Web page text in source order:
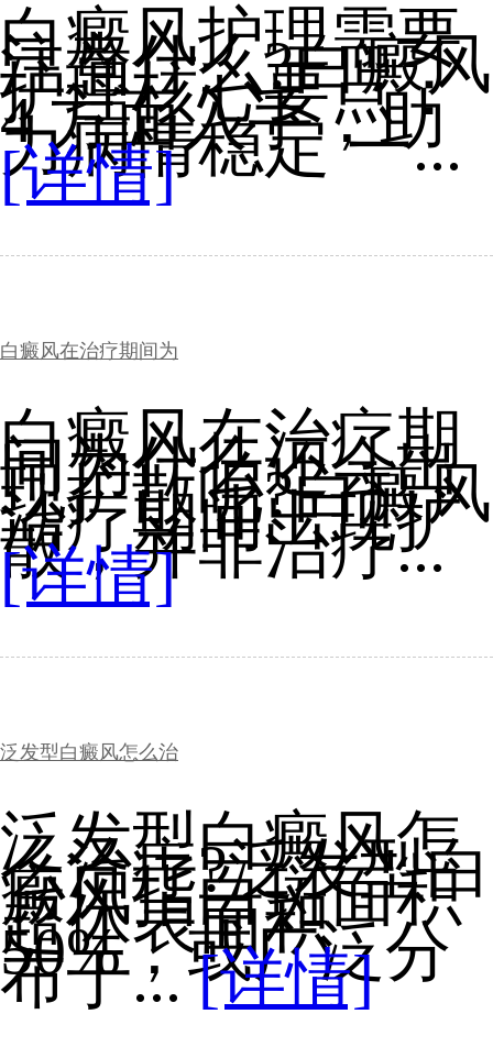
白癜风护理需要
注意什么?白癜风
护理核心要点：
4 方面入手，助
力病情稳定 一...
[详情]
白癜风在治疗期间为
白癜风在治疗期
间为什么还会出
现扩散呢?白癜风
治疗期间出现扩
散，并非治疗...
[详情]
泛发型白癜风怎么治
泛发型白癜风怎
么治疗?泛发型白
癜风指白斑面积
超体表面积
50%，或广泛分
布于...[详情]